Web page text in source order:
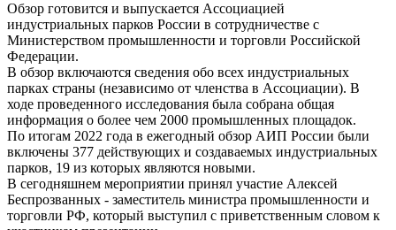
Обзор готовится и выпускается Ассоциацией
индустриальных парков России в сотрудничестве с
Министерством промышленности и торговли Российской
Федерации.
В обзор включаются сведения обо всех индустриальных
парках страны (независимо от членства в Ассоциации). В
ходе проведенного исследования была собрана общая
информация о более чем 2000 промышленных площадок.
По итогам 2022 года в ежегодный обзор АИП России были
включены 377 действующих и создаваемых индустриальных
парков, 19 из которых являются новыми.
В сегодняшнем мероприятии принял участие Алексей
Беспрозванных - заместитель министра промышленности и
торговли РФ, который выступил с приветственным словом к